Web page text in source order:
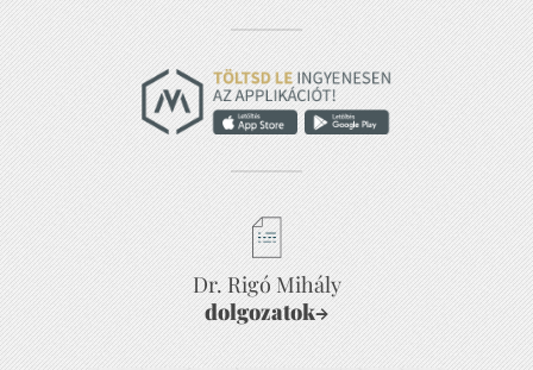
Dr. Rigó Mihály
dolgozatok→